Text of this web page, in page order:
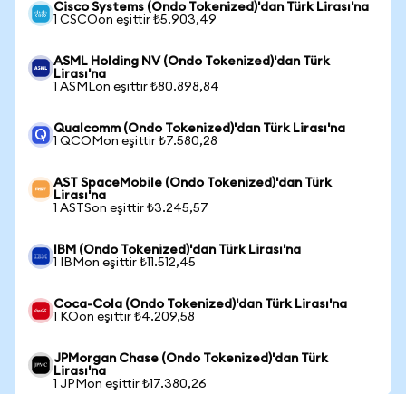
Cisco Systems (Ondo Tokenized)'dan Türk Lirası'na
1 CSCOon eşittir ₺5.903,49
ASML Holding NV (Ondo Tokenized)'dan Türk
Lirası'na
1 ASMLon eşittir ₺80.898,84
Qualcomm (Ondo Tokenized)'dan Türk Lirası'na
1 QCOMon eşittir ₺7.580,28
AST SpaceMobile (Ondo Tokenized)'dan Türk
Lirası'na
1 ASTSon eşittir ₺3.245,57
IBM (Ondo Tokenized)'dan Türk Lirası'na
1 IBMon eşittir ₺11.512,45
Coca-Cola (Ondo Tokenized)'dan Türk Lirası'na
1 KOon eşittir ₺4.209,58
JPMorgan Chase (Ondo Tokenized)'dan Türk
Lirası'na
1 JPMon eşittir ₺17.380,26